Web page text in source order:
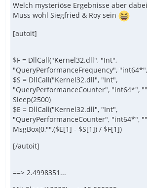
Welch mysteriöse Ergebnisse aber
Muss wohl Siegfried & Roy sein
[autoit]
$F = DllCall("Kernel32.dll", "Int",
"QueryPerformanceFrequency",
$S = DllCall("Kernel32.dll", "Int",
"QueryPerformanceCounter", "int64*",
Sleep(2500)
$E = DllCall("Kernel32.dll", "Int",
"QueryPerformanceCounter", "int64*",
MsgBox(0,"",($E[1] - $S[1]) / $F[1])
[/autoit]
==> 2.4998351...